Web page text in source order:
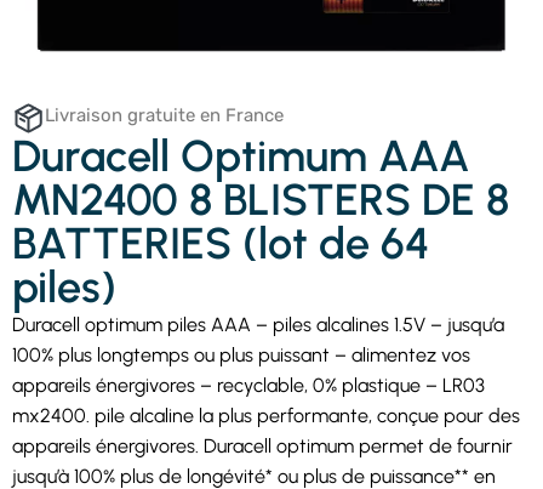
Livraison gratuite en France
Duracell Optimum AAA
MN2400 8 BLISTERS DE 8
BATTERIES (lot de 64
piles)
Duracell optimum piles AAA – piles alcalines 1.5V – jusqu’a
100% plus longtemps ou plus puissant – alimentez vos
appareils énergivores – recyclable, 0% plastique – LR03
mx2400. pile alcaline la plus performante, conçue pour des
appareils énergivores. Duracell optimum permet de fournir
jusqu’à 100% plus de longévité* ou plus de puissance** en